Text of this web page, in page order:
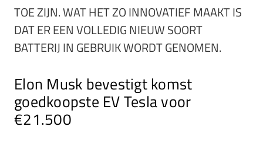
TOE ZIJN. WAT HET ZO INNOVATIEF MAAKT IS
DAT ER EEN VOLLEDIG NIEUW SOORT
BATTERIJ IN GEBRUIK WORDT GENOMEN.
Elon Musk bevestigt komst
goedkoopste EV Tesla voor
€21.500